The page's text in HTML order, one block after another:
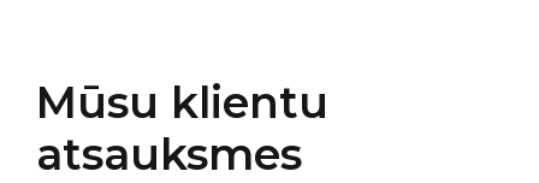
Mūsu klientu
atsauksmes